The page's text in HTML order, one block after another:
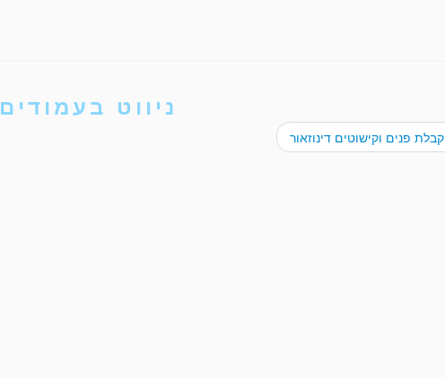
ניווט בעמודים
קבלת פנים וקישוטים דינוזאור